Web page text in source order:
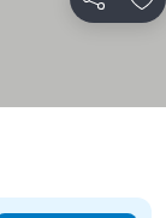
Partilhar